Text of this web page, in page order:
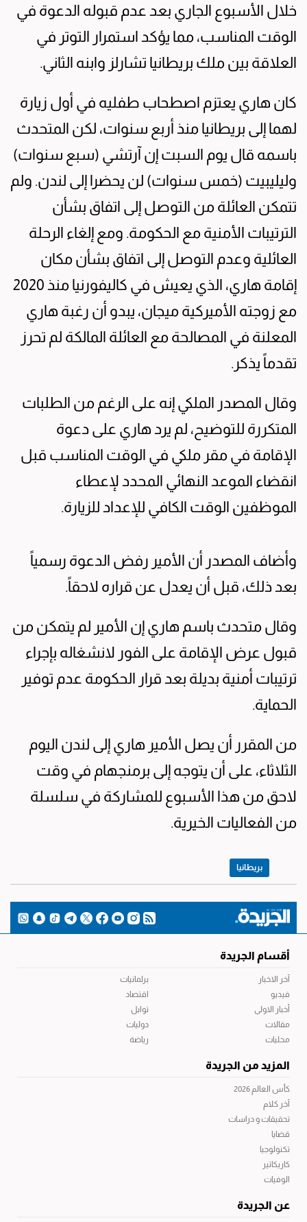
خلال الأسبوع ⁠الجاري بعد عدم قبوله الدعوة في
الوقت المناسب، ⁠مما يؤكد استمرار التوتر في
العلاقة بين ملك بريطانيا تشارلز وابنه الثاني.
كان ‌هاري يعتزم اصطحاب طفليه ​في أول زيارة
لهما إلى بريطانيا منذ أربع سنوات، ‌لكن ​المتحدث
باسمه قال يوم السبت ‌إن آرتشي (سبع سنوات)
وليليبيت (خمس سنوات) ‌لن يحضرا إلى لندن. ولم
تتمكن العائلة من التوصل إلى اتفاق بشأن
الترتيبات الأمنية مع الحكومة. ومع إلغاء الرحلة
العائلية ​وعدم التوصل إلى اتفاق بشأن مكان
إقامة هاري، الذي يعيش في كاليفورنيا منذ 2020
مع زوجته ​الأميركية ميجان، يبدو أن رغبة هاري
المعلنة ‌في المصالحة مع العائلة المالكة لم تحرز
تقدماً يذكر.
وقال المصدر الملكي إنه على الرغم من الطلبات
المتكررة للتوضيح، لم يرد هاري على دعوة
الإقامة في مقر ملكي في الوقت المناسب قبل
انقضاء الموعد ⁠النهائي المحدد لإعطاء
الموظفين الوقت الكافي للإعداد للزيارة.
وأضاف المصدر أن الأمير رفض الدعوة رسمياً
بعد ذلك، ⁠قبل ‌أن يعدل عن قراره لاحقاً.
وقال متحدث باسم هاري إن ​الأمير لم يتمكن ‌من
قبول ​عرض ⁠الإقامة على ​الفور لانشغاله بإجراء
ترتيبات ‌أمنية بديلة بعد قرار الحكومة عدم توفير
الحماية.
من المقرر أن يصل الأمير هاري إلى لندن اليوم
الثلاثاء، على أن يتوجه إلى برمنجهام في وقت
لاحق من هذا ​الأسبوع للمشاركة في سلسلة
من الفعاليات الخيرية.
بريطانيا
أقسام الجريدة
آخر الاخبار
فيديو
أخبار الاولى
مقالات
محليات
برلمانيات
اقتصاد
توابل
دوليات
رياضة
المزيد من الجريدة
كأس العالم 2026
آخر كلام
تحقيقات و دراسات
قضايا
تكنولوجيا
كاريكاتير
الوفيات
عن الجريدة